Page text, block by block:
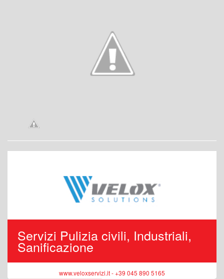
Servizi Pulizia civili, Industriali,
Sanificazione
www.veloxservizi.it - +39 045 890 5165